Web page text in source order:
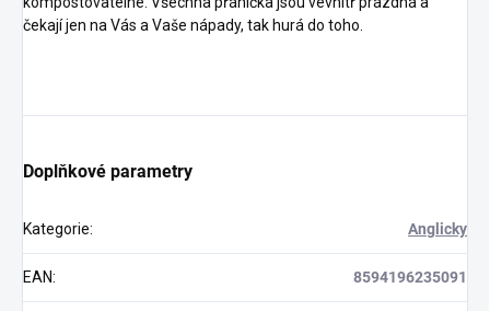
čekají jen na Vás a Vaše nápady, tak hurá do toho.
Doplňkové parametry
Kategorie: Anglicky
EAN: 8594196235091